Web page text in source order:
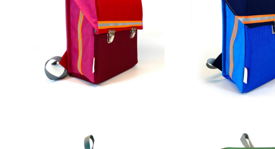
269,00€ 269,00€